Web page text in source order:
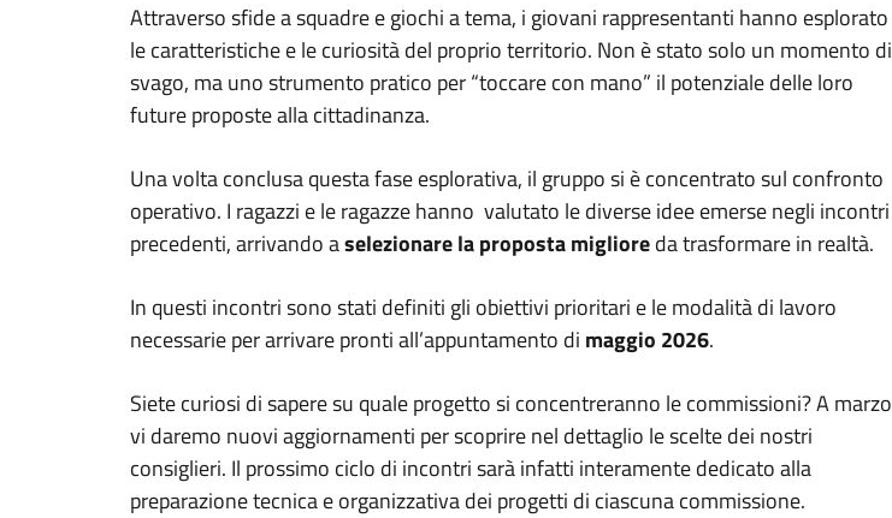
Attraverso sfide a squadre e giochi a tema, i giovani rappresentanti hanno esplorato
le caratteristiche e le curiosità del proprio territorio. Non è stato solo un momento di
svago, ma uno strumento pratico per “toccare con mano” il potenziale delle loro
future proposte alla cittadinanza.
Una volta conclusa questa fase esplorativa, il gruppo si è concentrato sul confronto
operativo. I ragazzi e le ragazze hanno valutato le diverse idee emerse negli incontri
precedenti, arrivando aselezionare la proposta miglioreda trasformare in realtà.
In questi incontri sono stati definiti gli obiettivi prioritari e le modalità di lavoro
necessarie per arrivare pronti all’appuntamento di maggio 2026.
Siete curiosi di sapere su quale progetto si concentreranno le commissioni? A marzo
vi daremo nuovi aggiornamenti per scoprire nel dettaglio le scelte dei nostri
consiglieri. Il prossimo ciclo di incontri sarà infatti interamente dedicato alla
preparazione tecnica e organizzativa dei progetti di ciascuna commissione.